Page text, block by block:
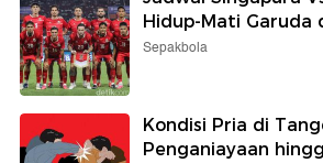
Hidup-Mati Garuda
Sepakbola
Kondisi Pria di
Penganiayaan